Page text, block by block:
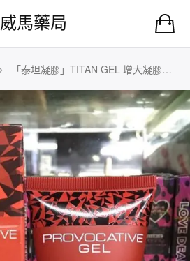
威馬藥局
「泰坦凝膠」TITAN GEL 增大凝膠男士外用陰莖增大增粗軟膏 50ml/支